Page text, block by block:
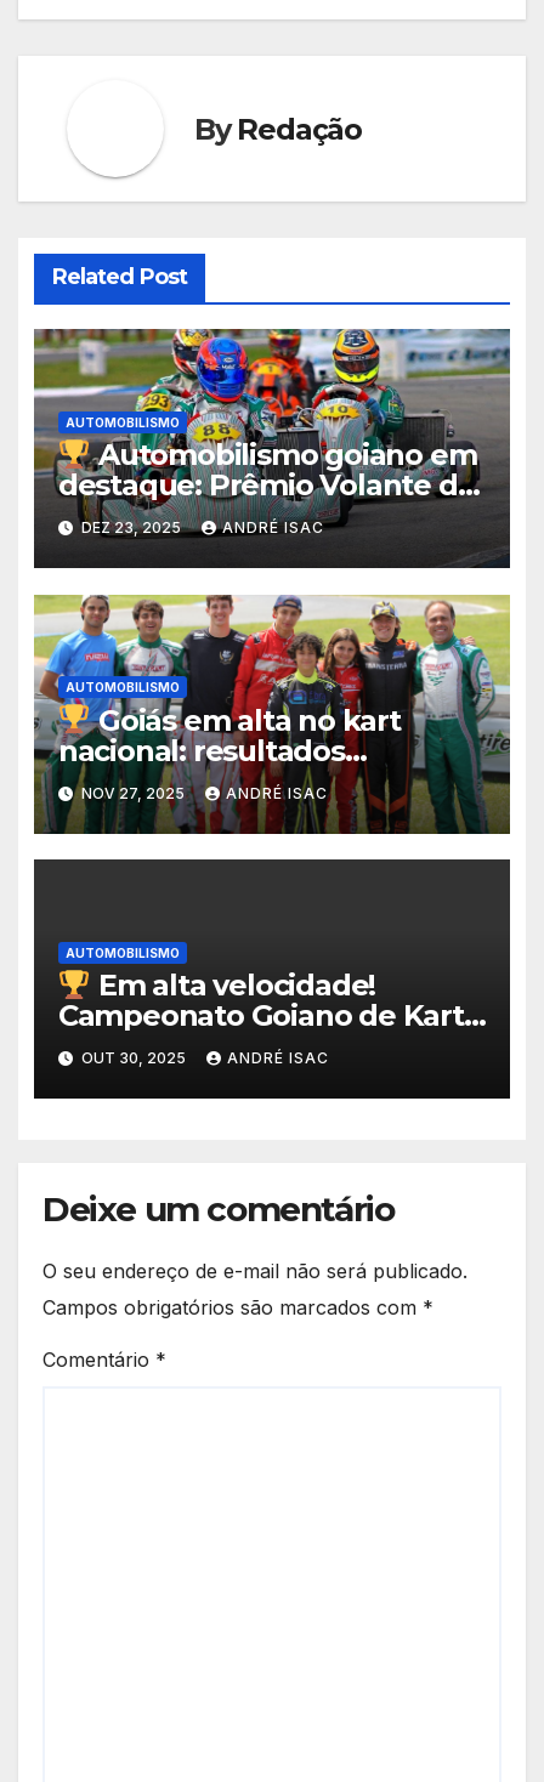
Post
ByRedação
Related Post
AUTOMOBILISMO
Automobilismo goiano em
destaque: Prêmio Volante de
Ouro celebra campeões de
2025 em Goiânia
DEZ 23, 2025 ANDRÉ ISAC
AUTOMOBILISMO
Goiás em alta no kart
nacional: resultados
expressivos marcam edição
histórica com mais de 600
competidores em Beto
NOV 27, 2025 ANDRÉ ISAC
AUTOMOBILISMO
Em alta velocidade!
Campeonato Goiano de Kart
2025 define campeões e
encerra temporada com
show de talento em Anápolis
OUT 30, 2025 ANDRÉ ISAC
Deixe um comentário
O seu endereço de e-mail não será publicado.
Campos obrigatórios são marcados com *
Comentário *